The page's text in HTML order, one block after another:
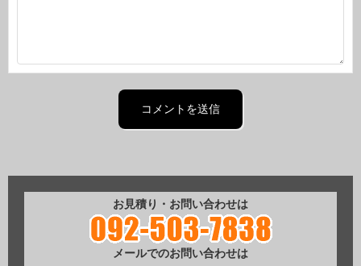
お見積り・お問い合わせは
メールでのお問い合わせは